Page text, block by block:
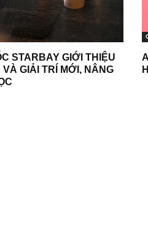
STARBAY GIỚI THIỆU
GIẢI TRÍ MỚI, NÂNG